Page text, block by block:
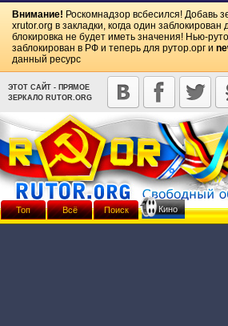
Внимание! Роскомнадзор всбесился! Добавь
xrutor.org в закладки, когда один заблокирован
блокировка не будет иметь значения! Нью-
заблокирован в РФ и теперь для рутор.орг и
данный ресурс
ЭТОТ САЙТ - ПРЯМОЕ
ЗЕРКАЛО RUTOR.ORG